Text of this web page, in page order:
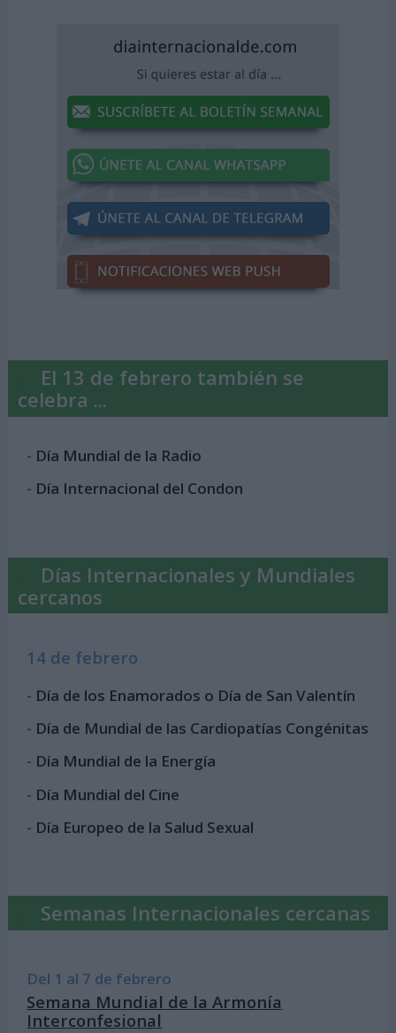
El 13 de febrero también se
celebra ...
- Día Mundial de la Radio
- Día Internacional del Condon
Días Internacionales y Mundiales
cercanos
14 de febrero
- Día de los Enamorados o Día de San Valentín
- Día de Mundial de las Cardiopatías Congénitas
- Día Mundial de la Energía
- Día Mundial del Cine
- Día Europeo de la Salud Sexual
Semanas Internacionales cercanas
Del 1 al 7 de febrero
Semana Mundial de la Armonía
Interconfesional